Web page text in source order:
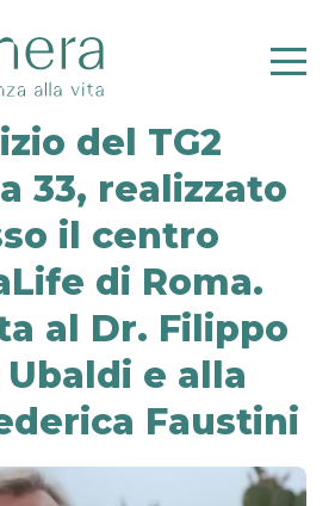
del TG2
33, realizzato
il centro
di Roma.
al Dr. Filippo
Ubaldi e alla
Faustini